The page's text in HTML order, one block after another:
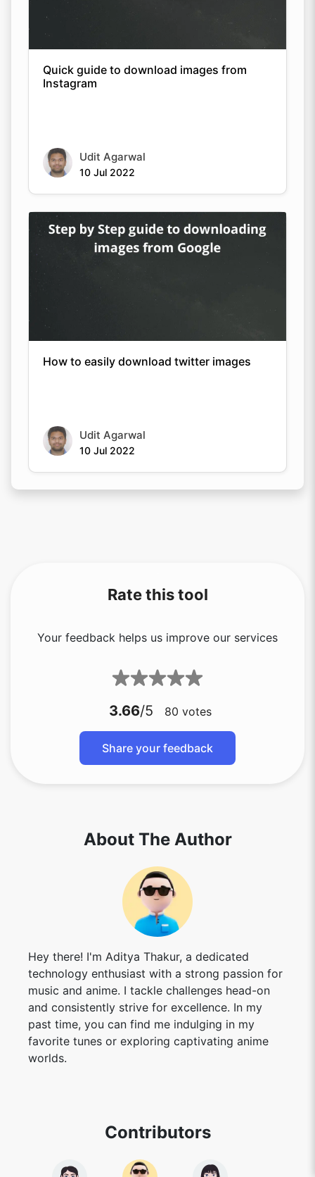
Quick guide to download images from
Instagram
Udit Agarwal
10 Jul 2022
How to easily download twitter images
Udit Agarwal
10 Jul 2022
Rate this tool
Your feedback helps us improve our services
3.66/5 80 votes
Share your feedback
About The Author
Hey there! I'm Aditya Thakur, a dedicated
technology enthusiast with a strong passion for
music and anime. I tackle challenges head-on
and consistently strive for excellence. In my
past time, you can find me indulging in my
favorite tunes or exploring captivating anime
worlds.
Contributors